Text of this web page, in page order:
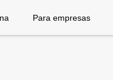
Para empresas